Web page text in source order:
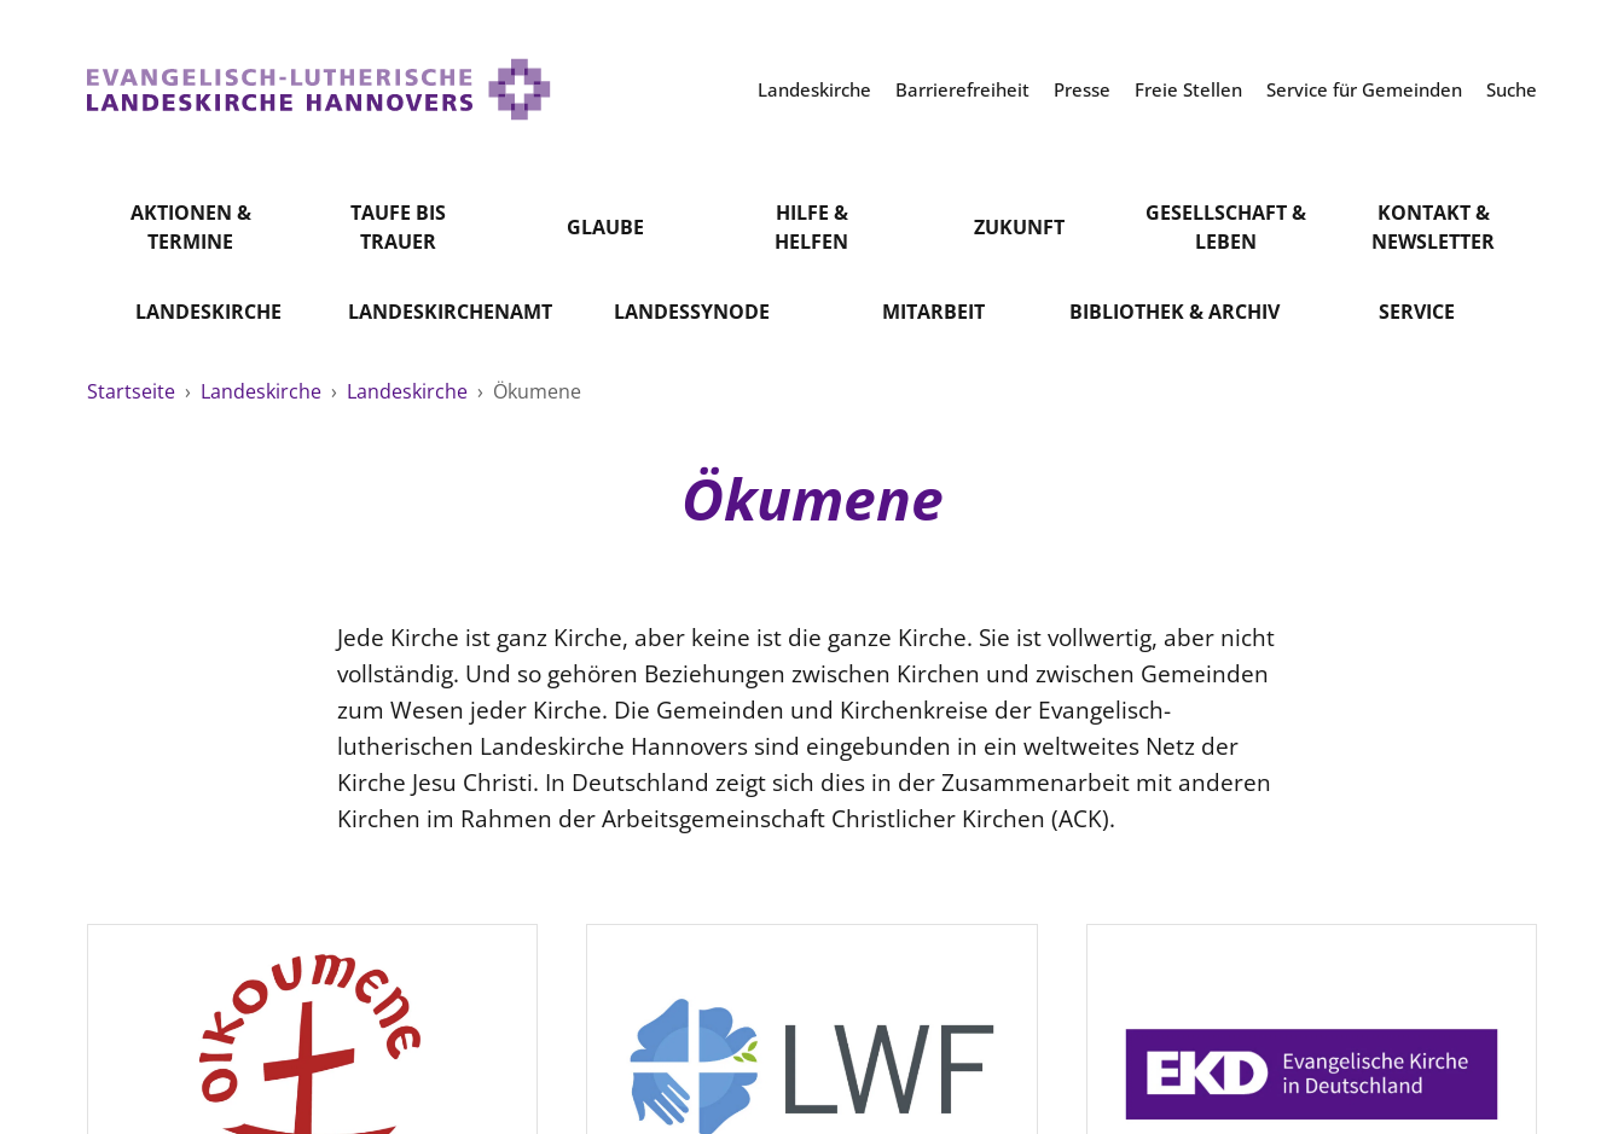
Landeskirche Barrierefreiheit Presse Freie Stellen Service für Gemeinden Suche
AKTIONEN &
TERMINE
TAUFE BIS
TRAUER
GLAUBE
HILFE &
HELFEN
ZUKUNFT
GESELLSCHAFT &
LEBEN
KONTAKT &
NEWSLETTER
LANDESKIRCHE LANDESKIRCHENAMT LANDESSYNODE MITARBEIT BIBLIOTHEK & ARCHIV SERVICE
Startseite › Landeskirche › Landeskirche › Ökumene
Ökumene
Jede Kirche ist ganz Kirche, aber keine ist die ganze Kirche. Sie ist vollwertig, aber nicht
vollständig. Und so gehören Beziehungen zwischen Kirchen und zwischen Gemeinden
zum Wesen jeder Kirche. Die Gemeinden und Kirchenkreise der Evangelisch-
lutherischen Landeskirche Hannovers sind eingebunden in ein weltweites Netz der
Kirche Jesu Christi. In Deutschland zeigt sich dies in der Zusammenarbeit mit anderen
Kirchen im Rahmen der Arbeitsgemeinschaft Christlicher Kirchen (ACK).